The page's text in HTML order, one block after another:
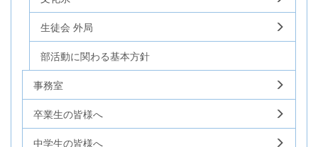
生徒会 外局
部活動に関わる基本方針
事務室
卒業生の皆様へ
中学生の皆様へ